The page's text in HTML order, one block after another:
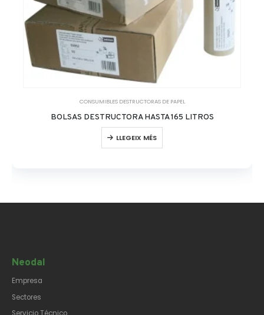
CONSUMIBLES DESTRUCTORAS DE PAPEL
BOLSAS DESTRUCTORA HASTA 165 LITROS
LLEGEIX MÉS
Neodal
Empresa
Sectores